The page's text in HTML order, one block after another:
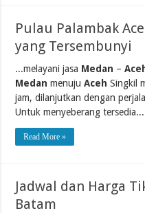
Pulau Palambak
yang Tersembunyi
...melayani jasa Medan –
Medan menujuAceh Singkil
jam, dilanjutkan dengan
Untuk menyeberang tersedia...
Read More »
Jadwal dan Harga
Batam